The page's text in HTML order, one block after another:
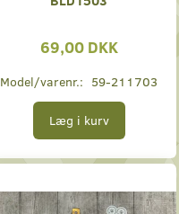
69,00 DKK
Model/varenr.: 59-211703
Læg i kurv